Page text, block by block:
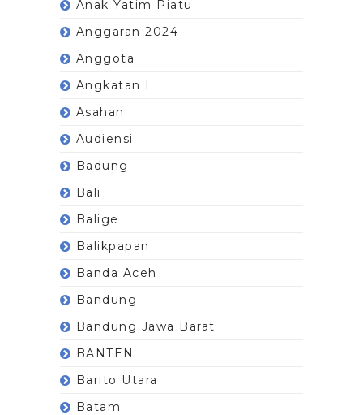
Anak Yatim Piatu
Anggaran 2024
Anggota
Angkatan I
Asahan
Audiensi
Badung
Bali
Balige
Balikpapan
Banda Aceh
Bandung
Bandung Jawa Barat
BANTEN
Barito Utara
Batam